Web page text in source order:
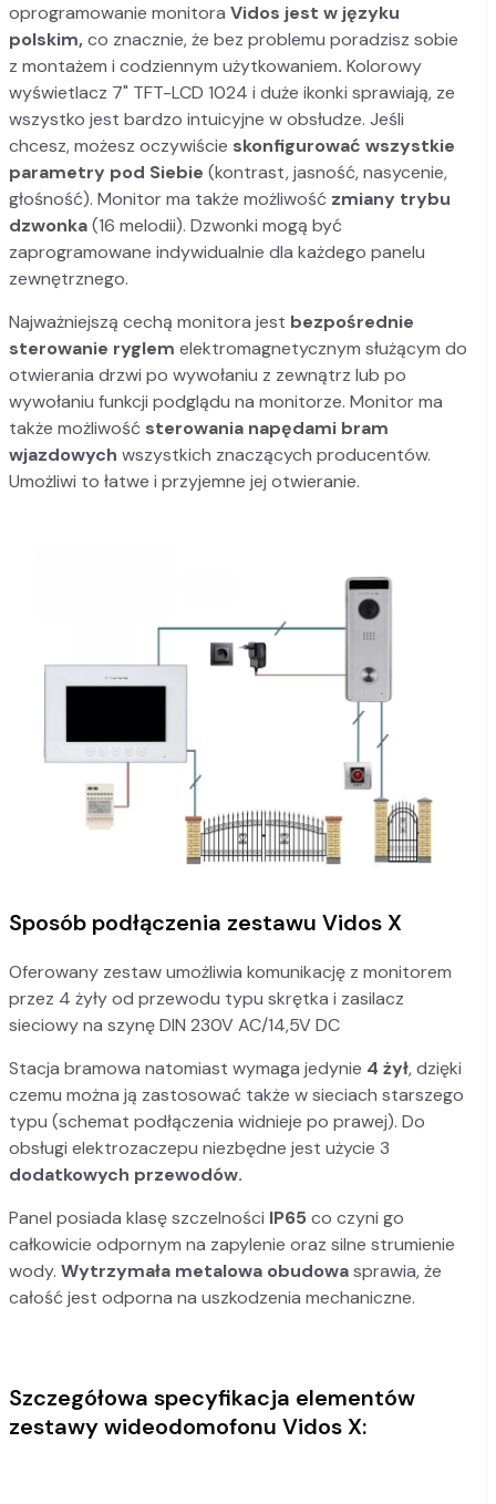
oprogramowanie monitora Vidos jest w języku
polskim,co znacznie, że bez problemu poradzisz sobie
z montażem i codziennym użytkowaniem. Kolorowy
wyświetlacz 7" TFT-LCD 1024 i duże ikonki sprawiają, ze
wszystko jest bardzo intuicyjne w obsłudze. Jeśli
chcesz, możesz oczywiście skonfigurować wszystkie
parametry pod Siebie (kontrast, jasność, nasycenie,
głośność). Monitor ma także możliwość zmiany trybu
dzwonka(16 melodii). Dzwonki mogą być
zaprogramowane indywidualnie dla każdego panelu
zewnętrznego.
Najważniejszą cechą monitora jest bezpośrednie
sterowanie ryglem elektromagnetycznym służącym do
otwierania drzwi po wywołaniu z zewnątrz lub po
wywołaniu funkcji podglądu na monitorze. Monitor ma
także możliwość sterowania napędami bram
wjazdowych wszystkich znaczących producentów.
Umożliwi to łatwe i przyjemne jej otwieranie.
Sposób podłączenia zestawu Vidos X
Oferowany zestaw umożliwia komunikację z monitorem
przez 4 żyły od przewodu typu skrętka i zasilacz
sieciowy na szynę DIN 230V AC/14,5V DC
Stacja bramowa natomiast wymaga jedynie 4 żył, dzięki
czemu można ją zastosować także w sieciach starszego
typu (schemat podłączenia widnieje po prawej). Do
obsługi elektrozaczepu niezbędne jest użycie 3
dodatkowych przewodów.
Panel posiada klasę szczelności IP65 co czyni go
całkowicie odpornym na zapylenie oraz silne strumienie
wody. Wytrzymała metalowa obudowasprawia, że
całość jest odporna na uszkodzenia mechaniczne.
Szczegółowa specyfikacja elementów
zestawy wideodomofonu Vidos X: